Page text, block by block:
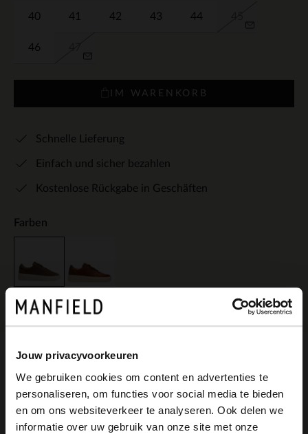
Jouw privacyvoorkeuren
We gebruiken cookies om content en advertenties te
personaliseren, om functies voor social media te bieden
en om ons websiteverkeer te analyseren. Ook delen we
informatie over uw gebruik van onze site met onze
40 41 42 43 44
46
IM WARENKORB
Schnelle Lieferung
Einfach und sicher bezahlen
Kostenlose Rückgabe in Geschäften
Farben
Braune Nubuk-Sneaker mit 4 cm dicker
×
View this website in English?